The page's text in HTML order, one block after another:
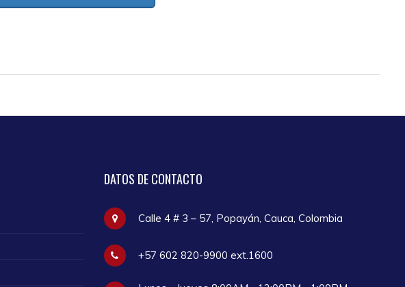
DATOS DE CONTACTO
Calle 4 # 3 – 57, Popayán, Cauca, Colombia
+57 602 820-9900 ext.1600